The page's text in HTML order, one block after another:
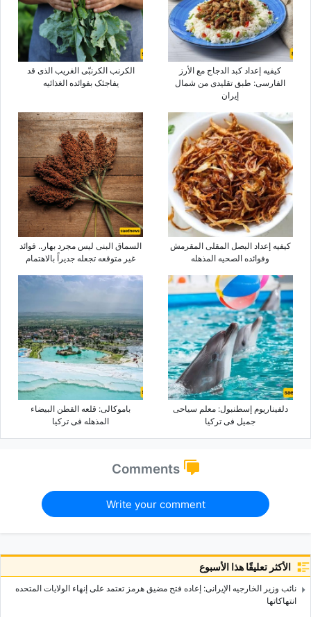
کیفیه إعداد کبد الدجاج مع الأرز
الفارسی: طبق تقلیدی من شمال
إیران
الکرنب الکرنبّی الغریب الذی قد
یفاجئک بفوائده الغذائیه
کیفیه إعداد البصل المقلی المقرمش
وفوائده الصحیه المذهله
السماق البنی لیس مجرد بهار.. فوائد
غیر متوقعه تجعله جدیراً بالاهتمام
دلفیناریوم إسطنبول: معلم سیاحی
جمیل فی ترکیا
باموکالی: قلعه القطن البیضاء
المذهله فی ترکیا
Comments
Write your comment
الأكثر تعليقًا هذا الأسبوع
نائب وزیر الخارجیه الإیرانی: إعاده فتح مضیق هرمز تعتمد على إنهاء الولایات المتحده
انتهاکاتها